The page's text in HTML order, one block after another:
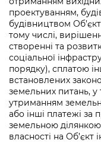
проектуванням,
будівництвом
тому числі,
створенні та
соціальної
порядку), сплатою
встановлених
земельних питань, у
утриманням
або інші платежі за
земельною
власності на Об’єкт